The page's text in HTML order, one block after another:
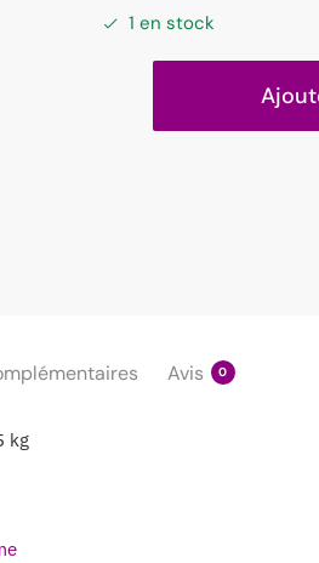
1 en stock
Avis 0
kg